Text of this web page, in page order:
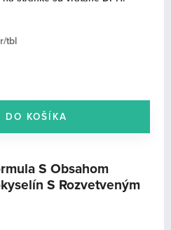
(19)
tbl
S Obsahom
S Rozvetveným